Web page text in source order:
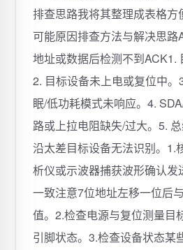
排查思路我将其整理成表格方
可能原因排查方法与解决思
地址或数据后检测不到ACK1.
2. 目标设备未上电或复位中
眠/低功耗模式未响应。4.
路或上拉电阻缺失/过大。5.
沿太差目标设备无法识别。1.
析仪或示波器捕获波形确认
一致注意7位地址左移一位后
值。2.检查电源与复位测量目
引脚状态。3.检查设备状态某